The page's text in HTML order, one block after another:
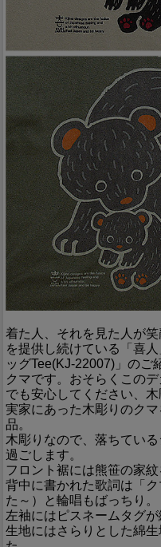
着た人、それを見た人が
を提供し続けている「喜
ッグTee(KJ-22007)」のご
クマです。おそらくこの
でも安心してください、木
実家にあった木彫りのク
品。
木彫りなので、落ちてい
過ごします。
フロント裾には熊笹の家紋
背中に書かれた歌詞は「
た～）と輪唱もばっちり。
左袖にはピスネームタグが
生地にはさらりとした綿